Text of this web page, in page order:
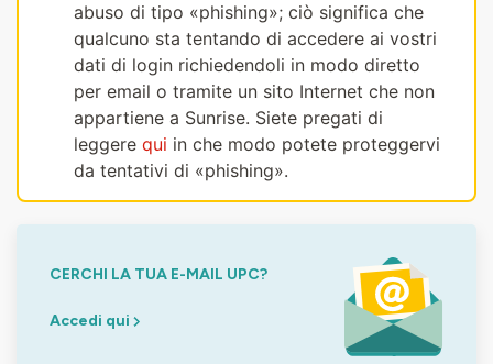
abuso di tipo «phishing»; ciò significa che
qualcuno sta tentando di accedere ai vostri
dati di login richiedendoli in modo diretto
per email o tramite un sito Internet che non
appartiene a Sunrise. Siete pregati di
leggere qui in che modo potete proteggervi
da tentativi di «phishing».
CERCHI LA TUA E-MAIL UPC?
Accedi qui